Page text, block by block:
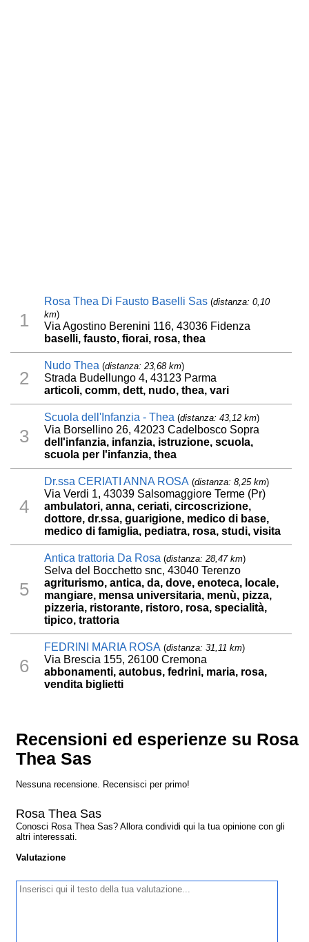
1
Rosa Thea Di Fausto Baselli Sas (distanza: 0,10
km)
Via Agostino Berenini 116, 43036 Fidenza
baselli, fausto, fiorai, rosa, thea
2
Nudo Thea (distanza: 23,68 km)
Strada Budellungo 4, 43123 Parma
articoli, comm, dett, nudo, thea, vari
3
Scuola dell'Infanzia - Thea (distanza: 43,12 km)
Via Borsellino 26, 42023 Cadelbosco Sopra
dell'infanzia, infanzia, istruzione, scuola,
scuola per l'infanzia, thea
4
Dr.ssa CERIATI ANNA ROSA (distanza: 8,25 km)
Via Verdi 1, 43039 Salsomaggiore Terme (Pr)
ambulatori, anna, ceriati, circoscrizione,
dottore, dr.ssa, guarigione, medico di base,
medico di famiglia, pediatra, rosa, studi, visita
5
Antica trattoria Da Rosa (distanza: 28,47 km)
Selva del Bocchetto snc, 43040 Terenzo
agriturismo, antica, da, dove, enoteca, locale,
mangiare, mensa universitaria, menù, pizza,
pizzeria, ristorante, ristoro, rosa, specialità,
tipico, trattoria
6
FEDRINI MARIA ROSA (distanza: 31,11 km)
Via Brescia 155, 26100 Cremona
abbonamenti, autobus, fedrini, maria, rosa,
vendita biglietti
Recensioni ed esperienze su Rosa
Thea Sas
Nessuna recensione. Recensisci per primo!
Rosa Thea Sas
Conosci Rosa Thea Sas? Allora condividi qui la tua opinione con gli
altri interessati.
Valutazione